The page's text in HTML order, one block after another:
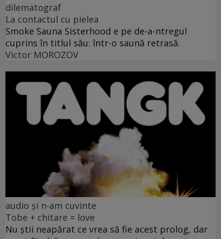
dilematograf
La contactul cu pielea
Smoke Sauna Sisterhood e pe de-a-ntregul
cuprins în titlul său: într-o saună retrasă.
Victor MOROZOV
audio și n-am cuvinte
Tobe + chitare = love
Nu știi neapărat ce vrea să fie acest prolog, dar